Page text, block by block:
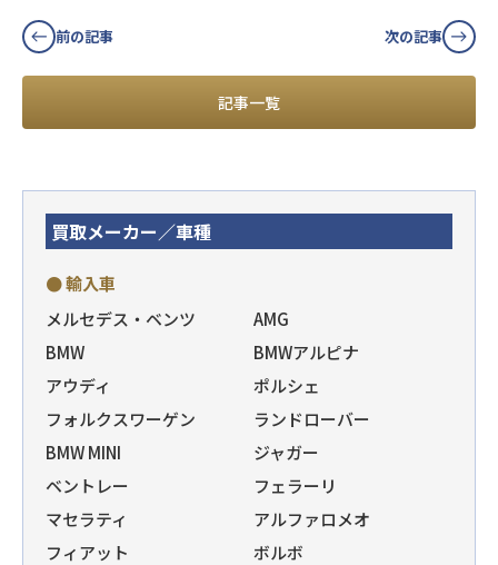
前の記事
記事一覧
次の記事
買取メーカー／車種
● 輸入車
メルセデス・ベンツ
AMG
BMW
BMWアルピナ
アウディ
ポルシェ
フォルクスワーゲン
ランドローバー
BMW MINI
ジャガー
ベントレー
フェラーリ
マセラティ
アルファロメオ
フィアット
ボルボ